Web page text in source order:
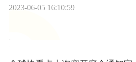
2023-06-05 16:10:59